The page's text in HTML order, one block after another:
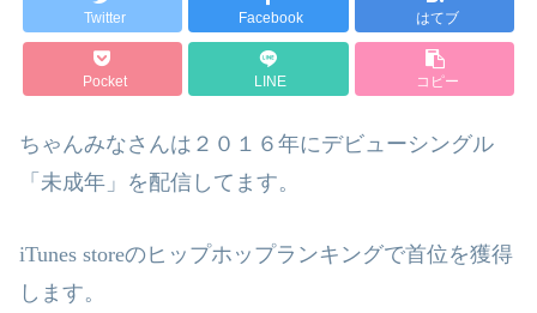
Twitter Facebook はてブ
Pocket LINE コピー
ちゃんみなさんは２０１６年にデビューシングル
「未成年」を配信してます。
iTunes storeのヒップホップランキングで首位を獲得
します。